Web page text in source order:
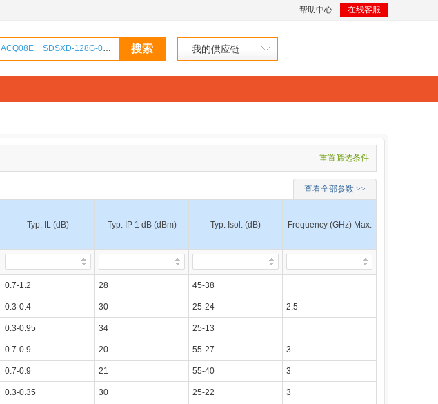
帮助中心 在线客服
ACQ08E SDSXD-128G-000000 我的供应链
重置筛选条件
查看全部参数 >>
Typ. IL (dB) Typ. IP 1 dB (dBm) Typ. Isol. (dB) Frequency (GHz) Max.
0.7-1.2 28 45-38
0.3-0.4 30 25-24 2.5
0.3-0.95 34 25-13
0.7-0.9 20 55-27 3
0.7-0.9 21 55-40 3
0.3-0.35 30 25-22 3